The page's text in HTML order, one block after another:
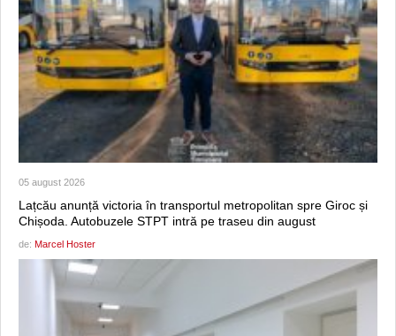
05 august 2026
Lațcău anunță victoria în transportul metropolitan spre Giroc și
Chișoda. Autobuzele STPT intră pe traseu din august
de: Marcel Hoster